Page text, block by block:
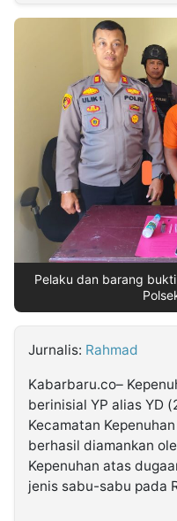
INDONESIA
Time
Jogja
Rakyat
News
Notice
Dinamikapost.com
Seedbacklink
Follow
Kabarbaru
Kabarbaru.co
2026
Pelaku dan barang
Jurnalis: Rahmad
Kabarbaru.co–
berinisial YP alias YD
Kecamatan
berhasil diamankan
Kepenuhan atas
jenis sabu-sabu pada